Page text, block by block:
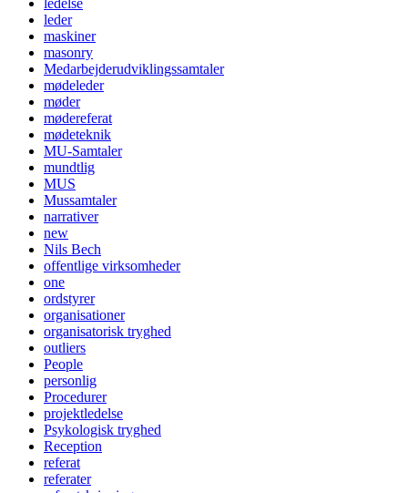
leder
maskiner
masonry
Medarbejderudviklingssamtaler
mødeleder
møder
mødereferat
mødeteknik
MU-Samtaler
mundtlig
MUS
Mussamtaler
narrativer
new
Nils Bech
offentlige virksomheder
one
ordstyrer
organisationer
organisatorisk tryghed
outliers
People
personlig
Procedurer
projektledelse
Psykologisk tryghed
Reception
referat
referater